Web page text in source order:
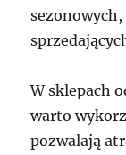
W sklepach
warto
pozwalają